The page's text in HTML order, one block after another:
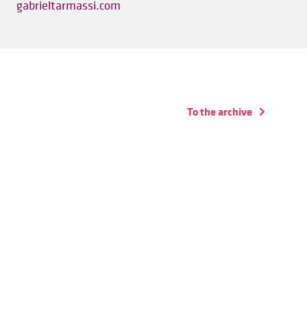
gabrieltarmassi.com
To the archive